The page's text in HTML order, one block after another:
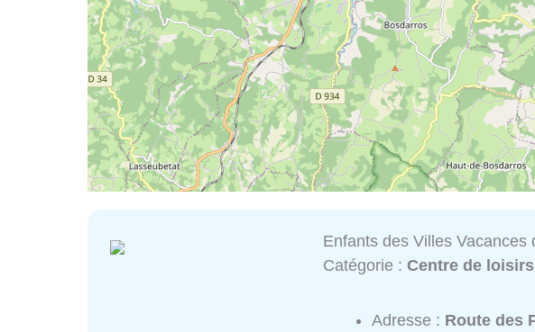
Enfants des Villes Vacances
Catégorie :Centre de loisirs
Adresse : Route des